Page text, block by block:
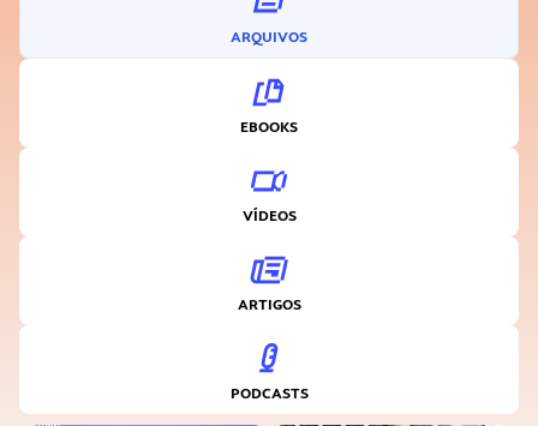
ARQUIVOS
EBOOKS
VÍDEOS
ARTIGOS
PODCASTS